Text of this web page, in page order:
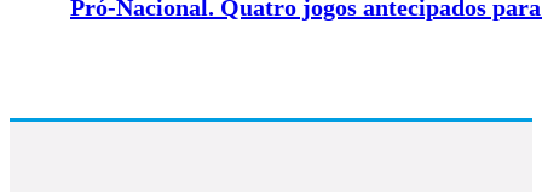
Pró-Nacional. Quatro jogos antecipados